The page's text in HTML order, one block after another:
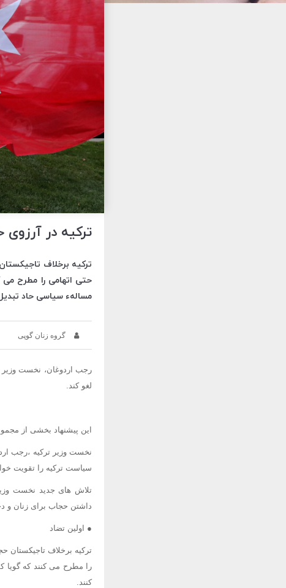
ترکیه در
ترکیه برخلاف
حتی اتهامی را مطرح
مسالهء سیاسی حاد
گروه زنان گوپی
رجب اردوغان، نخست
لغو کند.
این پیشنهاد بخشی از
نخست وزیر ترکیه ،رجب
سیاست ترکیه را تقویت
تلاش های جدید نخست
داشتن حجاب برای زنان و
● اولین تضاد
ترکیه برخلاف تاجیکستان
را مطرح می کنند که گویا
کنند.